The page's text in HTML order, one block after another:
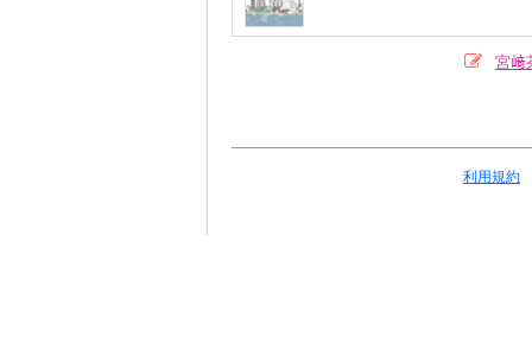
宮﨑
利用規約